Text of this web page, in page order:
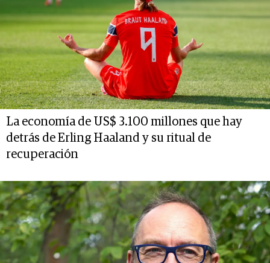
La economía de US$ 3.100 millones que hay
detrás de Erling Haaland y su ritual de
recuperación